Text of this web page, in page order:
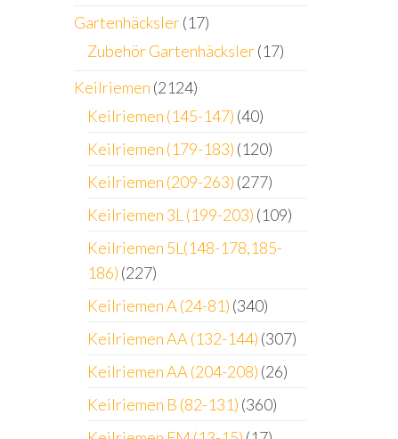
Gartenhäcksler (17)
Zubehör Gartenhäcksler (17)
Keilriemen (2124)
Keilriemen (145-147) (40)
Keilriemen (179-183) (120)
Keilriemen (209-263) (277)
Keilriemen 3L (199-203) (109)
Keilriemen 5L(148-178,185-
186) (227)
Keilriemen A (24-81) (340)
Keilriemen AA (132-144) (307)
Keilriemen AA (204-208) (26)
Keilriemen B (82-131) (360)